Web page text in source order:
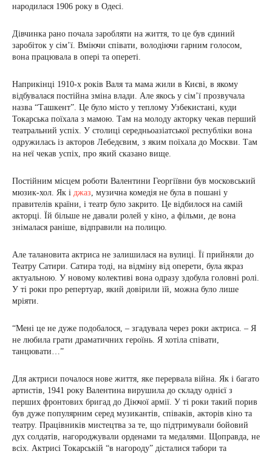
народилася 1906 року в Одесі.
Дівчинка рано почала заробляти на життя, то це був єдиний
заробіток у сім’ї. Вміючи співати, володіючи гарним голосом,
вона працювала в опері та опереті.
Наприкінці 1910-х років Валя та мама жили в Києві, в якому
відбувалася постійна зміна влади. Але якось у сім’ї прозвучала
назва “Ташкент”. Це було місто у теплому Узбекистані, куди
Токарська поїхала з мамою. Там на молоду акторку чекав перший
театральний успіх. У столиці середньоазіатської республіки вона
одружилась із акторов Лебедєвим, з яким поїхала до Москви. Там
на неї чекав успіх, про який сказано вище.
Постійним місцем роботи Валентини Георгіївни був московський
мюзик-хол. Як і джаз , музична комедія не була в пошані у
правителів країни, і театр було закрито. Це відбилося на самій
акторці. Їй більше не давали ролей у кіно, а фільми, де вона
знімалася раніше, відправили на полицю.
Але талановита актриса не залишилася на вулиці. Її прийняли до
Театру Сатири. Сатира тоді, на відміну від оперети, була якраз
актуальною. У новому колективі вона одразу здобула головні ролі.
У ті роки про репертуар, який довірили їй, можна було лише
мріяти.
“Мені це не дуже подобалося, – згадувала через роки актриса. – Я
не любила грати драматичних героїнь. Я хотіла співати,
танцювати…”
Для актриси почалося нове життя, яке перервала війна. Як і багато
артистів, 1941 року Валентина вирушила до складу однієї з
перших фронтових бригад до Діючої армії. У ті роки такий порив
був дуже популярним серед музикантів, співаків, акторів кіно та
театру. Працівників мистецтва за те, що підтримували бойовий
дух солдатів, нагороджували орденами та медалями. Щоправда, не
всіх. Актрисі Токарській “в нагороду” дісталися табори та